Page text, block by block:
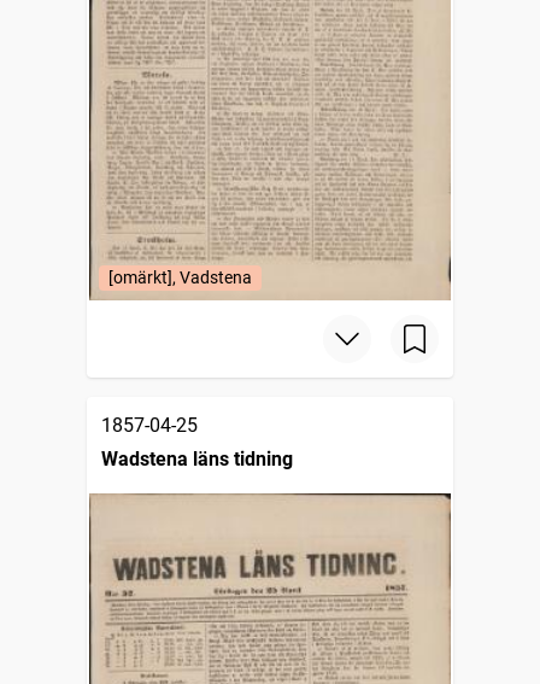
[omärkt], Vadstena
1857-04-25
Wadstena läns tidning